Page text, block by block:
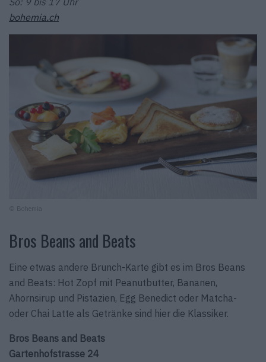
bohemia.ch
© Bohemia
Bros Beans and Beats
Eine etwas andere Brunch-Karte gibt es im Bros Beans
and Beats: Hot Zopf mit Peanutbutter, Bananen,
Ahornsirup und Pistazien, Egg Benedict oder Matcha-
oder Chai Latte als Getränke sind hier die Klassiker.
Bros Beans and Beats
Gartenhofstrasse 24